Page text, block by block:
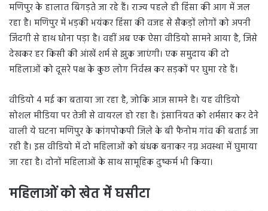
मणिपुर के हालात बिगड़ते जा रहे हैं। राज्य पहले ही हिंसा की आग में जल
रहा है। मणिपुर में भड़की भयंकर हिंसा की वजह से सैकड़ों लोगों को अपनी
जिंदगी से हाथ धोना पड़ा है। वहीं अब एक ऐसा वीडियो सामने आया है, जिसे
देखकर हर किसी की आंखें शर्म से झुक जाएंगी। एक समुदाय की दो
महिलाओं को दूसरे पक्ष के कुछ लोग निर्वस्त्र कर सड़कों पर घुमा रहे हैं।
वीडियो 4 मई का बताया जा रहा है, जोकि आज सामने है। यह वीडियो
सोशल मीडिया पर तेजी से वायरल हो रहा है। इंसानियत को शर्मसार कर देने
वाली ये घटना मणिपुर के कांगपोकपी जिले के बी फैनोम गांव की बताई जा
रही है। इस वीडियो में दो महिलाओं को बंधक बनाकर नग्न अवस्था में घुमाया
जा रहा है। दोनों महिलाओं के साथ सामूहिक दुष्कर्म भी किया।
महिलाओं को खेत में घसीटा